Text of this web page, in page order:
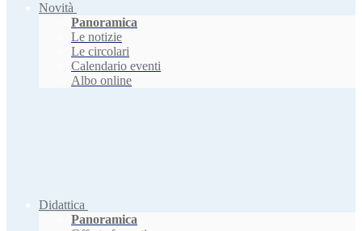
Novità
Panoramica
Le notizie
Le circolari
Calendario eventi
Albo online
Didattica
Panoramica